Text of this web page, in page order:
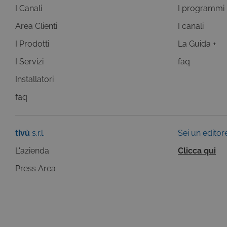
I Canali
Area Clienti
I Prodotti
I Servizi
Installatori
faq
I programmi
I canali
La Guida +
faq
tivù s.r.l.
L'azienda
Press Area
Sei un
Clicca qui
Questi cookie sono
risposta ad azioni da te
visualizzazione del sito e
selezionati (es. lingua,
CookieScriptConsent